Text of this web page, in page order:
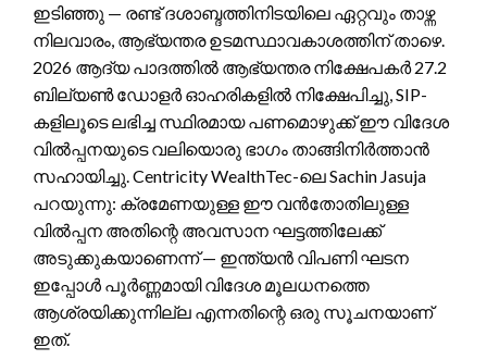
ഇടിഞ്ഞു — രണ്ട് ദശാബ്ദത്തിനിടയിലെ ഏറ്റവും താഴ്ന്ന
നിലവാരം, ആഭ്യന്തര ഉടമസ്ഥാവകാശത്തിന് താഴെ.
2026 ആദ്യ പാദത്തിൽ ആഭ്യന്തര നിക്ഷേപകർ 27.2
ബില്യൺ ഡോളർ ഓഹരികളിൽ നിക്ഷേപിച്ചു, SIP-
കളിലൂടെ ലഭിച്ച സ്ഥിരമായ പണമൊഴുക്ക് ഈ വിദേശ
വിൽപ്പനയുടെ വലിയൊരു ഭാഗം താങ്ങിനിർത്താൻ
സഹായിച്ചു. Centricity WealthTec-ലെ Sachin Jasuja
പറയുന്നു: ക്രമേണയുള്ള ഈ വൻതോതിലുള്ള
വിൽപ്പന അതിന്റെ അവസാന ഘട്ടത്തിലേക്ക്
അടുക്കുകയാണെന്ന് — ഇന്ത്യൻ വിപണി ഘടന
ഇപ്പോൾ പൂർണ്ണമായി വിദേശ മൂലധനത്തെ
ആശ്രയിക്കുന്നില്ല എന്നതിന്റെ ഒരു സൂചനയാണ്
ഇത്.